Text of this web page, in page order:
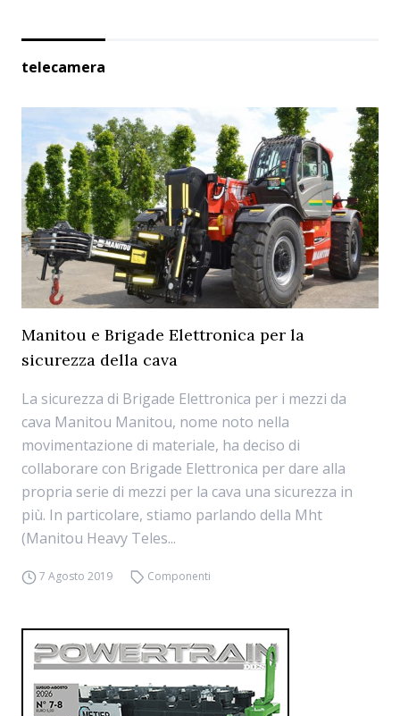
telecamera
Manitou e Brigade Elettronica per la
sicurezza della cava
La sicurezza di Brigade Elettronica per i mezzi da
cava Manitou Manitou, nome noto nella
movimentazione di materiale, ha deciso di
collaborare con Brigade Elettronica per dare alla
propria serie di mezzi per la cava una sicurezza in
più. In particolare, stiamo parlando della Mht
(Manitou Heavy Teles...
7 Agosto 2019 Componenti